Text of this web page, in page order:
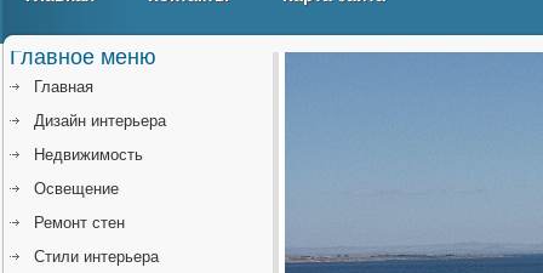
Главное меню
Главная
Дизайн интерьера
Недвижимость
Освещение
Ремонт стен
Стили интерьера